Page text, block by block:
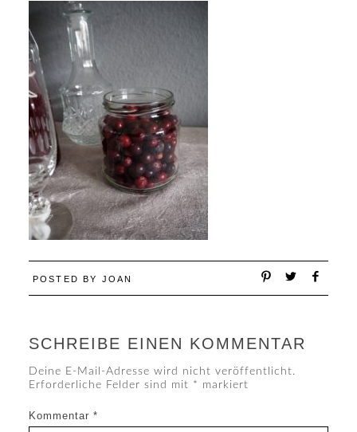
POSTED BY JOAN
SCHREIBE EINEN KOMMENTAR
Deine E-Mail-Adresse wird nicht veröffentlicht.
Erforderliche Felder sind mit * markiert
Kommentar *